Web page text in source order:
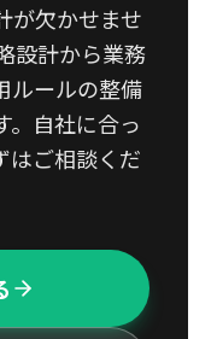
が欠かせませ
設計から業務
ルールの整備
。自社に合っ
はご相談くだ